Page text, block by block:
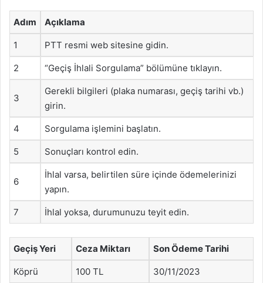
Adım Açıklama
1 PTT resmi web sitesine gidin.
2 “Geçiş İhlali Sorgulama” bölümüne tıklayın.
3
Gerekli bilgileri (plaka numarası, geçiş tarihi vb.)
girin.
4 Sorgulama işlemini başlatın.
5 Sonuçları kontrol edin.
6
İhlal varsa, belirtilen süre içinde ödemelerinizi
yapın.
7 İhlal yoksa, durumunuzu teyit edin.
Geçiş Yeri Ceza Miktarı Son Ödeme Tarihi
Köprü 100 TL 30/11/2023